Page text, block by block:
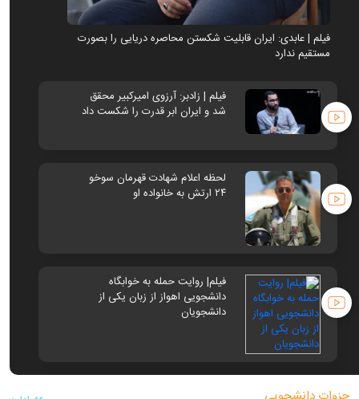
فیلم | عابدی: ایران قابلیت شکستن محاصره دریایی را بصورت
مستقیم ندارد
فیلم | زادبر: آرزوی امیرکبیر محقق
شد و ایران ابر قدرت را شکست داد
لحظه اعلام شهادت قهرمان سوخو
۲۴ ارتش به خانواده او
فیلم| روایت حمله به خوابگاه
دانشجویی اهواز از زبان یکی از
دانشجویان